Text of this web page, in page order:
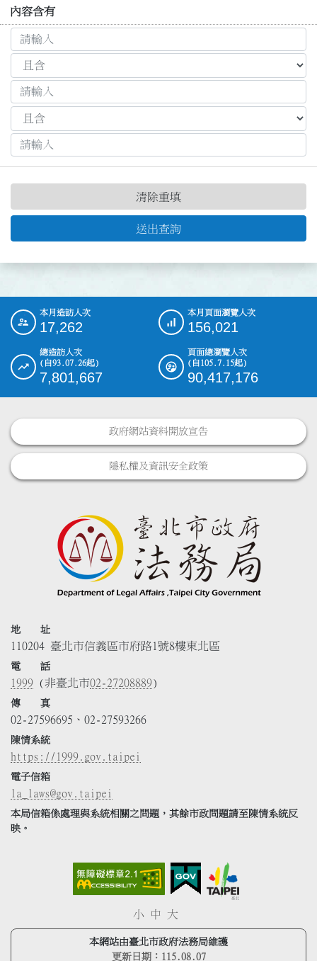
內容含有
送出查詢
清除重填
::: 本月造訪人次
17,262
本月頁面瀏覽人次
156,021
總造訪人次
(自93.07.26起)
7,801,667
頁面總瀏覽人次
(自105.7.15起)
90,417,176
政府網站資料開放宣告
隱私權及資訊安全政策
地 址
110204 臺北市信義區市府路1號8樓東北區
電 話
1999 (非臺北市02-27208889)
傳 真
02-27596695、02-27593266
陳情系統
https://1999.gov.taipei
電子信箱
la_laws@gov.taipei
本局信箱係處理與系統相關之問題，其餘市政問題請至陳情系統反
映。
小 中 大
本網站由臺北市政府法務局維護
更新日期： 115.08.07